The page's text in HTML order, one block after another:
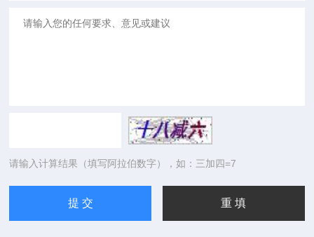
请输入计算结果（填写阿拉伯数字），如：三加四=7